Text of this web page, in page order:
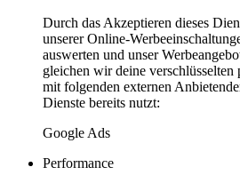
Durch das Akzeptieren dieses
unserer Online-
auswerten und unser
gleichen wir deine verschlüsselten
mit folgenden externen
Dienste bereits nutzt:
Google Ads
Performance